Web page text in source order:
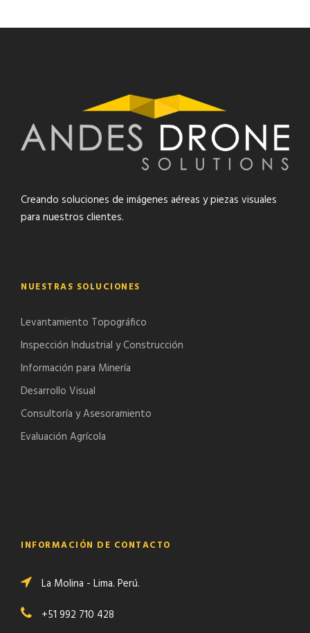
Creando soluciones de imágenes aéreas y piezas visuales
para nuestros clientes.
NUESTRAS SOLUCIONES
Levantamiento Topográfico
Inspección Industrial y Construcción
Información para Minería
Desarrollo Visual
Consultoría y Asesoramiento
Evaluación Agrícola
INFORMACIÓN DE CONTACTO
La Molina - Lima. Perú.
+51 992 710 428